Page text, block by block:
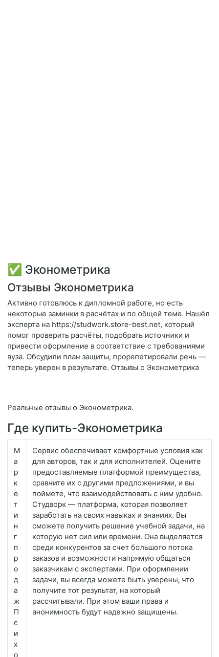
✅ Эконометрика
Отзывы Эконометрика
Активно готовлюсь к дипломной работе, но есть
некоторые заминки в расчётах и по общей теме. Нашёл
эксперта на https://studwork.store-best.net, который
помог проверить расчёты, подобрать источники и
привести оформление в соответствие с требованиями
вуза. Обсудили план защиты, прорепетировали речь —
теперь уверен в результате. Отзывы о Эконометрика
Реальные отзывы о Эконометрика.
Где купить-Эконометрика
М
а
р
к
е
т
и
н
г
п
р
о
д
а
ж
П
с
и
х
о
Сервис обеспечивает комфортные условия как
для авторов, так и для исполнителей. Оцените
предоставляемые платформой преимущества,
сравните их с другими предложениями, и вы
поймете, что взаимодействовать с ним удобно.
Студворк — платформа, которая позволяет
заработать на своих навыках и знаниях. Вы
сможете получить решение учебной задачи, на
которую нет сил или времени. Она выделяется
среди конкурентов за счет большого потока
заказов и возможности напрямую общаться
заказчикам с экспертами. При оформлении
задачи, вы всегда можете быть уверены, что
получите тот результат, на который
рассчитывали. При этом ваши права и
анонимность будут надежно защищены.